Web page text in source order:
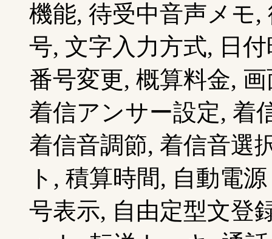
機能, 待受中音声メモ,
号, 文字入力方式, 日
番号変更, 概算料金,
着信アンサー設定, 着
着信音調節, 着信音選
ト, 積算時間, 自動電
号表示, 自由定型文登